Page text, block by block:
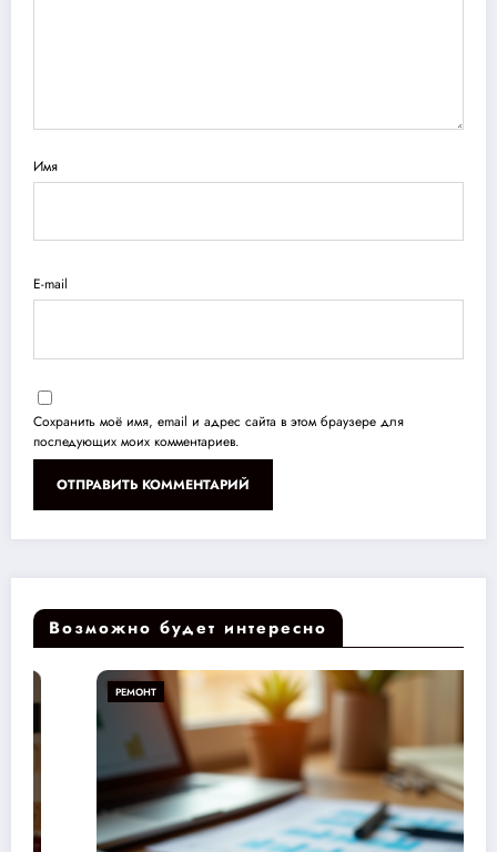
Имя
E-mail
Сохранить моё имя, email и адрес сайта в этом браузере для
последующих моих комментариев.
Возможно будет интересно